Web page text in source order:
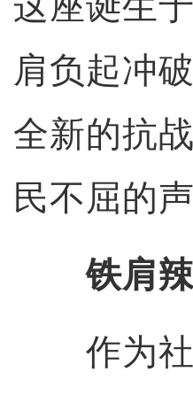
肩负起冲
全新的抗
民不屈的声
铁肩
作为社